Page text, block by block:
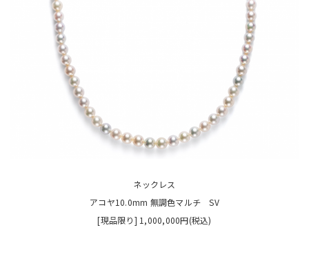
ネックレス
アコヤ10.0mm 無調色マルチ SV
[現品限り] 1,000,000円(税込)